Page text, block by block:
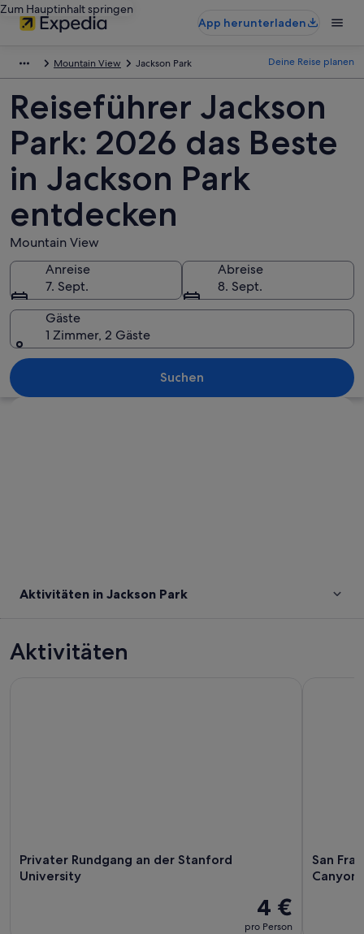
Zum Hauptinhalt springen
App herunterladen
Mountain View Jackson Park Deine Reise planen
Reiseführer Jackson
Park: 2026 das Beste
in Jackson Park
entdecken
Mountain View
Anreise
7. Sept.
Abreise
8. Sept.
Gäste
1 Zimmer, 2 Gäste
Suchen
Aktivitäten in Jackson Park
Aktivitäten
Privater Rundgang an der Stanford
University
4 €
pro Person
San
Canyon